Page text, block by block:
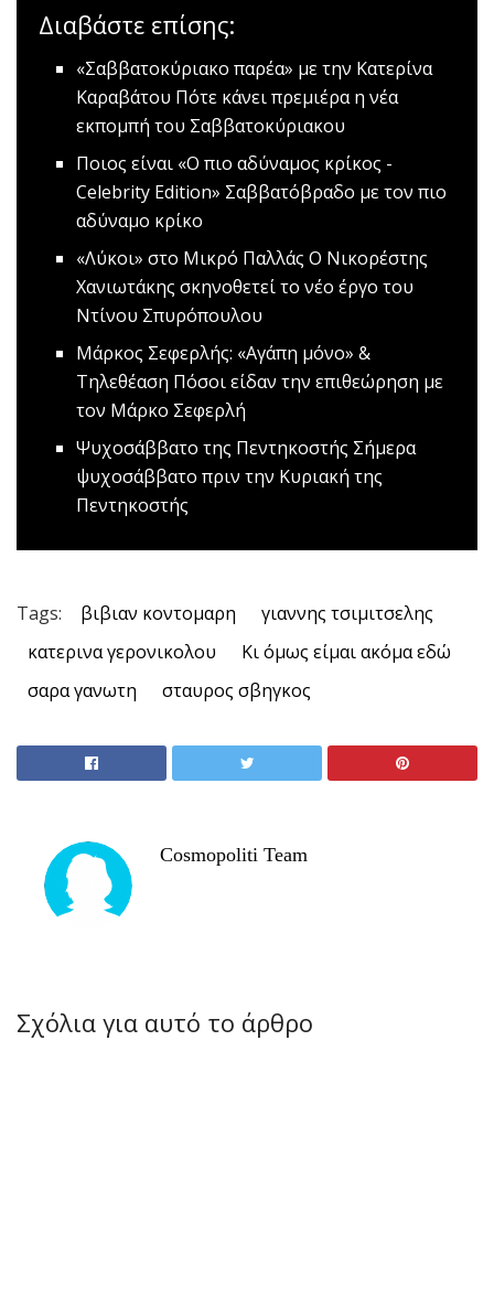
Διαβάστε επίσης:
«Σαββατοκύριακο παρέα» με την Κατερίνα
Καραβάτου Πότε κάνει πρεμιέρα η νέα
εκπομπή του Σαββατοκύριακου
Ποιος είναι «Ο πιο αδύναμος κρίκος -
Celebrity Edition» Σαββατόβραδο με τον πιο
αδύναμο κρίκο
«Λύκοι» στο Μικρό Παλλάς Ο Νικορέστης
Χανιωτάκης σκηνοθετεί το νέο έργο του
Ντίνου Σπυρόπουλου
Mάρκος Σεφερλής: «Αγάπη μόνο» &
Τηλεθέαση Πόσοι είδαν την επιθεώρηση με
τον Μάρκο Σεφερλή
Ψυχοσάββατο της Πεντηκοστής Σήμερα
ψυχοσάββατο πριν την Κυριακή της
Πεντηκοστής
Tags: βιβιαν κοντομαρη
γιαννης τσιμιτσελης
κατερινα γερονικολου
Κι όμως είμαι ακόμα εδώ
σαρα γανωτη
σταυρος σβηγκος
Cosmopoliti Team
Σχόλια για αυτό το άρθρο